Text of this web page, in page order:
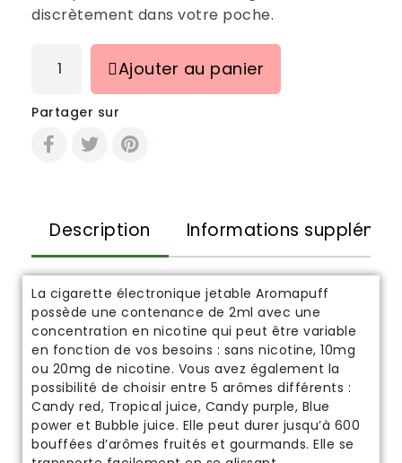
discrètement dans votre poche.
Ajouter au panier
Partager sur
Description Informations
La cigarette électronique jetable Aromapuff
possède une contenance de 2ml avec une
concentration en nicotine qui peut être variable
en fonction de vos besoins : sans nicotine, 10mg
ou 20mg de nicotine. Vous avez également la
possibilité de choisir entre 5 arômes différents :
Candy red, Tropical juice, Candy purple, Blue
power et Bubble juice. Elle peut durer jusqu’à 600
bouffées d’arômes fruités et gourmands. Elle se